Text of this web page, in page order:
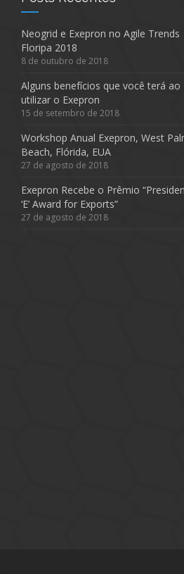
Neogrid e Exepron no Agile Trends
Floripa 2018
8 de outubro de 2018
Alguns benefícios que você terá ao
utilizar o Exepron
15 de setembro de 2018
Workshop Anual Exepron, West
Beach, Flórida, EUA
27 de agosto de 2018
Exepron Recebe o Prêmio
‘E’ Award for Exports”
27 de agosto de 2018